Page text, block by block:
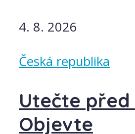
4. 8. 2026
Česká republika
Utečte před
Objevte